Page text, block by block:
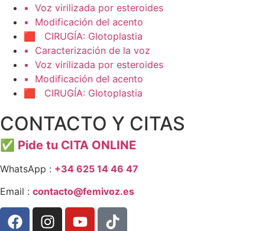
▪️ Voz virilizada por esteroides
▪️ Modificación del acento
🟥 CIRUGÍA: Glotoplastia
▪️ Caracterización de la voz
▪️ Voz virilizada por esteroides
▪️ Modificación del acento
🟥 CIRUGÍA: Glotoplastia
CONTACTO Y CITAS
✅ Pide tu CITA ONLINE
WhatsApp : +34 625 14 46 47
Email : contacto@femivoz.es